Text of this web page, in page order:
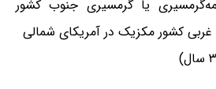
یا گرمسیری جنوب کشور
غربی کشور مکزیک در آمریکای شمالی